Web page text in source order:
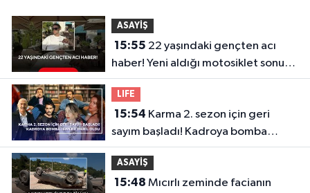
ASAYİŞ
15:55
haber! Yeni aldığı motosiklet sonu
oldu
LIFE
15:54
sayım başladı! Kadroya bomba
isimler dahil oldu
ASAYİŞ
15:48